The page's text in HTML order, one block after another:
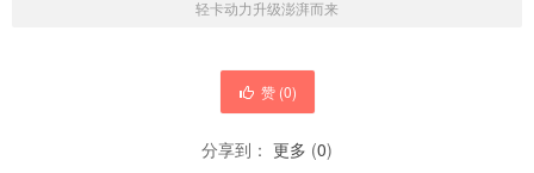
轻卡动力升级澎湃而来
赞 (0)
分享到： 更多 (0)